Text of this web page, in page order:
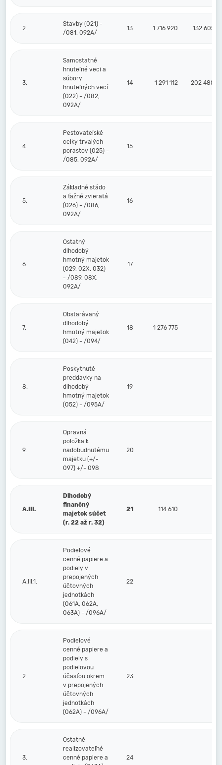
2.
Stavby (021) -
/081, 092A/
13 1 716 920 132 605
3.
Samostatné
hnuteľné veci a
súbory
hnuteľných vecí
(022) - /082,
092A/
14 1 291 112 202 488
4.
Pestovateľské
celky trvalých
porastov (025) -
/085, 092A/
15
5.
Základné stádo
a ťažné zvieratá
(026) - /086,
092A/
16
6.
Ostatný
dlhodobý
hmotný majetok
(029, 02X, 032)
- /089, 08X,
092A/
17
7.
Obstarávaný
dlhodobý
hmotný majetok
(042) - /094/
18 1 276 775
8.
Poskytnuté
preddavky na
dlhodobý
hmotný majetok
(052) - /095A/
19
9.
Opravná
položka k
nadobudnutému
majetku (+/-
097) +/- 098
20
A.III.
Dlhodobý
finančný
majetok súčet
(r. 22 až r. 32)
21 114 610
A.III.1.
Podielové
cenné papiere a
podiely v
prepojených
účtovných
jednotkách
(061A, 062A,
063A) - /096A/
22
2.
Podielové
cenné papiere a
podiely s
podielovou
účasťou okrem
v prepojených
účtovných
jednotkách
(062A) - /096A/
23
3.
Ostatné
realizovateľné
cenné papiere a
24